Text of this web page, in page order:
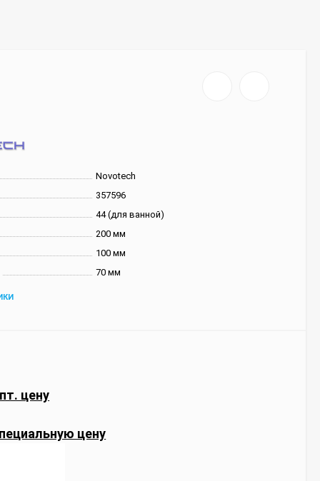
Novotech
357596
44 (для ванной)
200 мм
100 мм
70 мм
цену
цену